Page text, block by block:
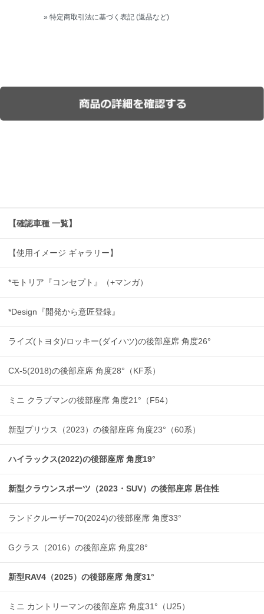
» 特定商取引法に基づく表記 (返品など)
【確認車種 一覧】
【使用イメージ ギャラリー】
*モトリア『コンセプト』（+マンガ）
*Design『開発から意匠登録』
ライズ(トヨタ)/ロッキー(ダイハツ)の後部座席 角度26°
CX-5(2018)の後部座席 角度28°（KF系）
ミニ クラブマンの後部座席 角度21°（F54）
新型プリウス（2023）の後部座席 角度23°（60系）
ハイラックス(2022)の後部座席 角度19°
新型クラウンスポーツ（2023・SUV）の後部座席 居住性
ランドクルーザー70(2024)の後部座席 角度33°
Gクラス（2016）の後部座席 角度28°
新型RAV4（2025）の後部座席 角度31°
ミニ カントリーマンの後部座席 角度31°（U25）